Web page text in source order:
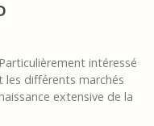
intéressé
les différents marchés
extensive de la